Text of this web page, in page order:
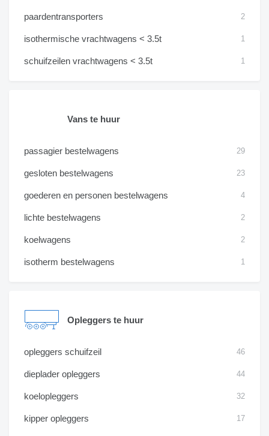
paardentransporters 2
isothermische vrachtwagens < 3.5t 1
schuifzeilen vrachtwagens < 3.5t 1
Vans te huur
passagier bestelwagens 29
gesloten bestelwagens 23
goederen en personen bestelwagens 4
lichte bestelwagens 2
koelwagens 2
isotherm bestelwagens 1
Opleggers te huur
opleggers schuifzeil 46
dieplader opleggers 44
koelopleggers 32
kipper opleggers 17